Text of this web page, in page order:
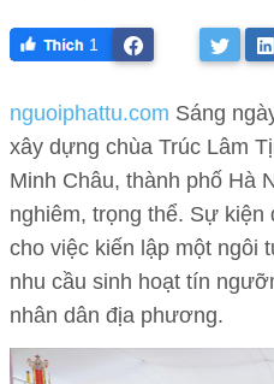
1
nguoiphattu.com Sáng
xây dựng chùa Trúc Lâm
Minh Châu, thành phố Hà
nghiêm, trọng thể. Sự
cho việc kiến lập một ngôi
nhu cầu sinh hoạt tín
nhân dân địa phương.